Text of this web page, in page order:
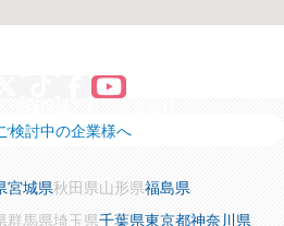
TikTok
Facebook
YouTube
検討中の企業様へ
宮城県秋田県山形県福島県
群馬県埼玉県千葉県東京都神奈川県